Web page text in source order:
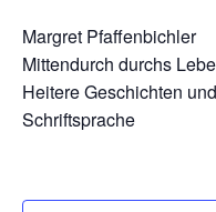
Margret Pfaffenbichler
Mittendurch durchs
Heitere Geschichten
Schriftsprache